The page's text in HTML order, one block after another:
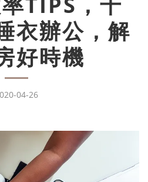
衣辦公，解
好時機
04-26